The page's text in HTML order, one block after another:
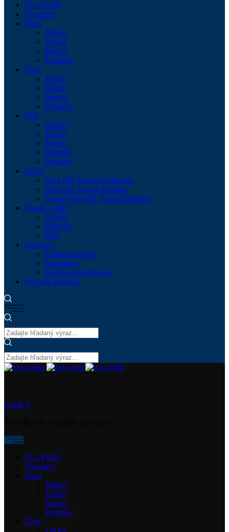
PLAYOFF
Vouchery
Muži
Mikiny
Tričká
Bundy
Ponožky
Ženy
Tričká
Mikiny
Bundy
Ponožky
Deti
Hračky
Tričká
Mikiny
Bábätká
Ponožky
Dresy
Dres HK Poprad Authentic
Dres HK Poprad Replika
Detský dres HK Poprad Replika
Čiapky a šály
Čiapky
Šiltovky
Šály
Suveníry
Folklórna edícia
Kalendáre
Darčekové predmety
Hráčska kolekcia
Košík 0
PLAYOFF
Vouchery
Muži
Mikiny
Tričká
Bundy
Ponožky
Ženy